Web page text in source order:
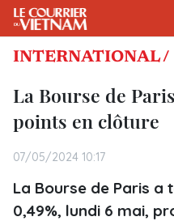
INTERNATIONAL /
La Bourse de
points en clôture
07/05/2024 10:17
La Bourse de Paris a
0,49%, lundi 6 mai,